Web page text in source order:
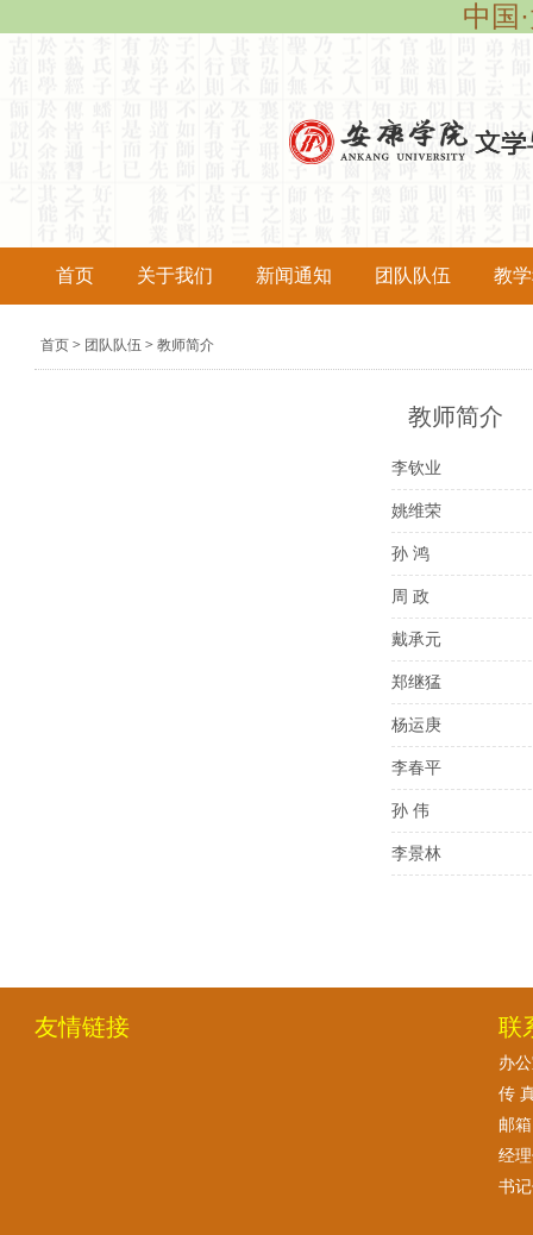
中国
首页 关于我们 新闻通知 团队队伍 教
导
航
首页 > 团队队伍 > 教师简介
教师简介
李钦业
姚维荣
孙 鸿
周 政
戴承元
郑继猛
杨运庚
李春平
孙 伟
李景林
友情链接 联
办
传
邮
经
书